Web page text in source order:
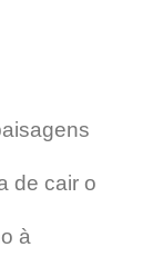
de cair o
à